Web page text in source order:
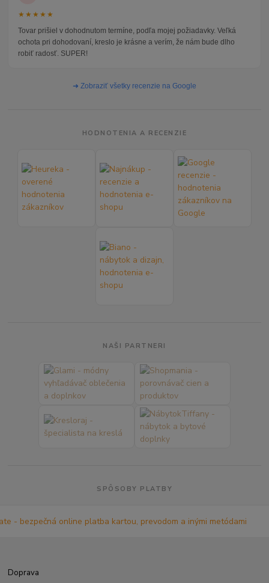
★★★★★
Tovar prišiel v dohodnutom termíne, podľa mojej požiadavky. Veľká
ochota pri dohodovaní, kreslo je krásne a verím, že nám bude dlho
robiť radosť. SUPER!
➜ Zobraziť všetky recenzie na Google
HODNOTENIA A RECENZIE
NAŠI PARTNERI
SPÔSOBY PLATBY
Doprava